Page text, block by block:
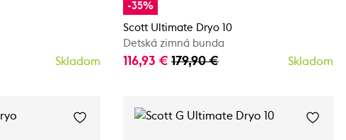
Skladom
-35%
Scott Ultimate Dryo 10
Detská zimná bunda
116,93 € 179,90 € Skladom